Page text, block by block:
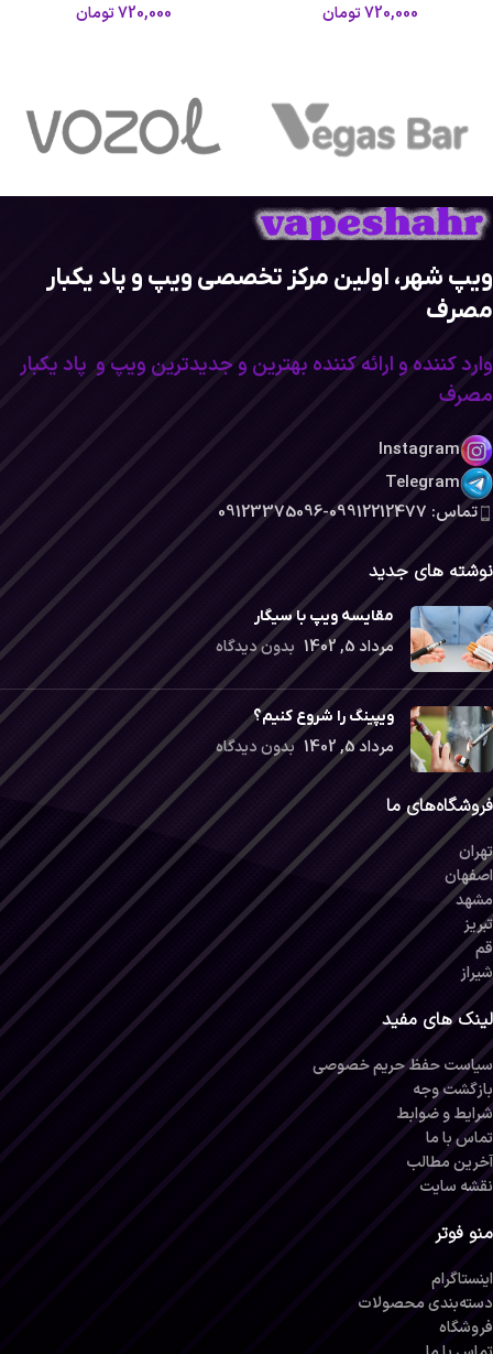
720,000تومان
720,000تومان
ویپ شهر، اولین مرکز تخصصی ویپ و پاد یکبار
مصرف
وارد کننده و ارائه کننده بهترین و جدیدترین ویپ و پاد یکبار
مصرف
Instagram
Telegram
تماس: 09912212477-09123375096
نوشته های جدید
مقایسه ویپ با سیگار
مرداد 5, 1402 بدون دیدگاه
ویپینگ را شروع کنیم؟
مرداد 5, 1402 بدون دیدگاه
فروشگاه‌های ما
تهران
اصفهان
مشهد
تبریز
قم
شیراز
لینک های مفید
سیاست حفظ حریم خصوصی
بازگشت وجه
شرایط و ضوابط
تماس با ما
آخرین مطالب
نقشه سایت
منو فوتر
اینستاگرام
دسته‌بندی محصولات
فروشگاه